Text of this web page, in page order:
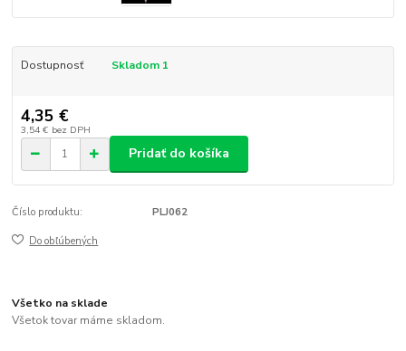
Dostupnosť Skladom 1
4,35 €
3,54 € bez DPH
Pridať do košíka
Číslo produktu: PLJ062
Do obľúbených
Všetko na sklade
Všetok tovar máme skladom.